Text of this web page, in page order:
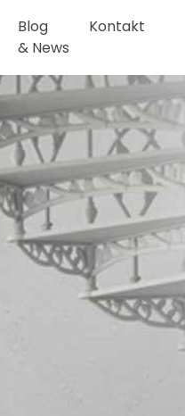
Blog
& News
Kontakt